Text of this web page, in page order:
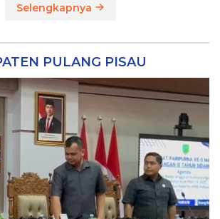
Selengkapnya
PULANG PISAU